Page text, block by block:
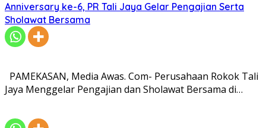
Anniversary ke-6, PR Tali Jaya Gelar Pengajian Serta
Sholawat Bersama
PAMEKASAN, Media Awas. Com- Perusahaan Rokok Tali
Jaya Menggelar Pengajian dan Sholawat Bersama di…